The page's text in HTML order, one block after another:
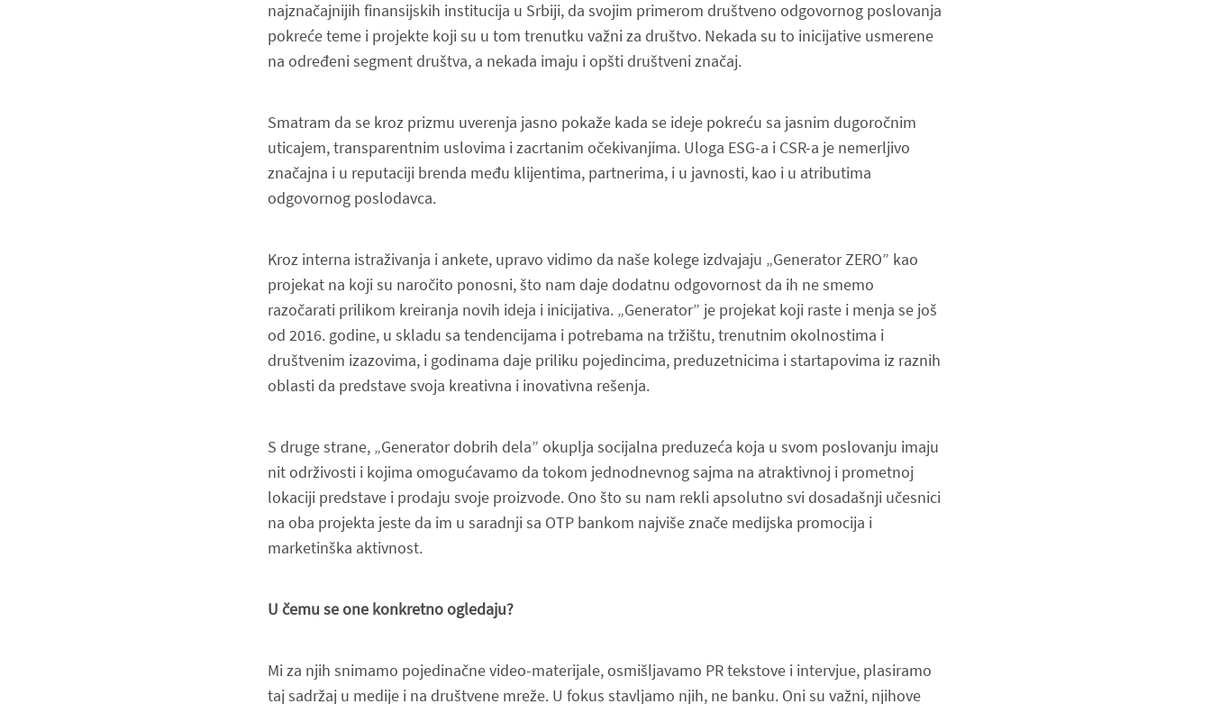
najznačajnijih finansijskih institucija u Srbiji, da svojim primerom društveno odgovornog poslovanja
pokreće teme i projekte koji su u tom trenutku važni za društvo. Nekada su to inicijative usmerene
na određeni segment društva, a nekada imaju i opšti društveni značaj.
Smatram da se kroz prizmu uverenja jasno pokaže kada se ideje pokreću sa jasnim dugoročnim
uticajem, transparentnim uslovima i zacrtanim očekivanjima. Uloga ESG-a i CSR-a je nemerljivo
značajna i u reputaciji brenda među klijentima, partnerima, i u javnosti, kao i u atributima
odgovornog poslodavca.
Kroz interna istraživanja i ankete, upravo vidimo da naše kolege izdvajaju „Generator ZERO” kao
projekat na koji su naročito ponosni, što nam daje dodatnu odgovornost da ih ne smemo
razočarati prilikom kreiranja novih ideja i inicijativa. „Generator” je projekat koji raste i menja se još
od 2016. godine, u skladu sa tendencijama i potrebama na tržištu, trenutnim okolnostima i
društvenim izazovima, i godinama daje priliku pojedincima, preduzetnicima i startapovima iz raznih
oblasti da predstave svoja kreativna i inovativna rešenja.
S druge strane, „Generator dobrih dela” okuplja socijalna preduzeća koja u svom poslovanju imaju
nit održivosti i kojima omogućavamo da tokom jednodnevnog sajma na atraktivnoj i prometnoj
lokaciji predstave i prodaju svoje proizvode. Ono što su nam rekli apsolutno svi dosadašnji učesnici
na oba projekta jeste da im u saradnji sa OTP bankom najviše znače medijska promocija i
marketinška aktivnost.
U čemu se one konkretno ogledaju?
Mi za njih snimamo pojedinačne video-materijale, osmišljavamo PR tekstove i intervjue, plasiramo
taj sadržaj u medije i na društvene mreže. U fokus stavljamo njih, ne banku. Oni su važni, njihove